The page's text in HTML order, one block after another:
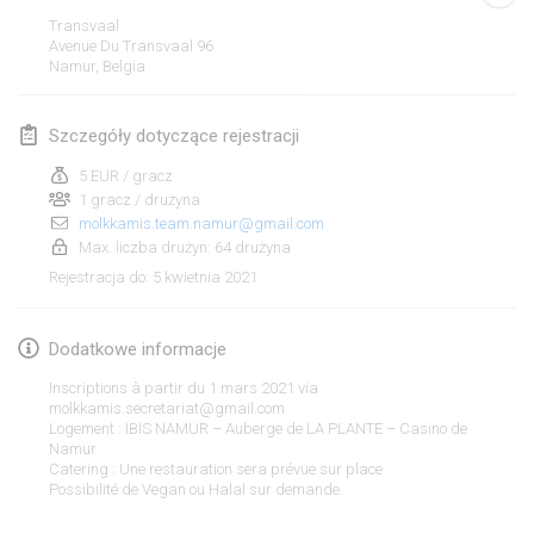
Lista widoku
Transvaal
Avenue Du Transvaal 96
Namur, Belgia
Szczegóły dotyczące rejestracji
5 EUR / gracz
1 gracz / drużyna
molkkamis.team.namur@gmail.com
Max. liczba drużyn: 64 drużyna
Rejestracja do: 5 kwietnia 2021
Dodatkowe informacje
Inscriptions à partir du 1 mars 2021 via
molkkamis.secretariat@gmail.com
Logement : IBIS NAMUR – Auberge de LA PLANTE – Casino de
Namur
Catering : Une restauration sera prévue sur place
Possibilité de Vegan ou Halal sur demande.
Open de Boulay Triplette
20 mar 2021
kwiecień 2021
Tournoi du printemps confiné
9 kwi 2021|Francja
ANULOWANY
Indoor de la CASAS
Halové MČR Trojnásobný - Czech Indoor Triple
10 kwi 2021|Czechy
Doublette du Molkkamis
24 kwi 2021|Belgia